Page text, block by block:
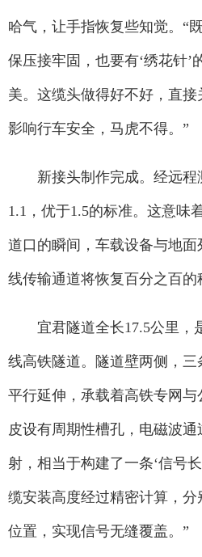
哈气，让手指恢复些知觉。“
保压接牢固，也要有‘绣花针’
美。这缆头做得好不好，直接
影响行车安全，马虎不得。”
新接头制作完成。经远程
1.1，优于1.5的标准。这意味
道口的瞬间，车载设备与地
线传输通道将恢复百分之百的
宜君隧道全长17.5公里，
线高铁隧道。隧道壁两侧，
平行延伸，承载着高铁专网
皮设有周期性槽孔，电磁波
射，相当于构建了一条‘信号
缆安装高度经过精密计算，
位置，实现信号无缝覆盖。”